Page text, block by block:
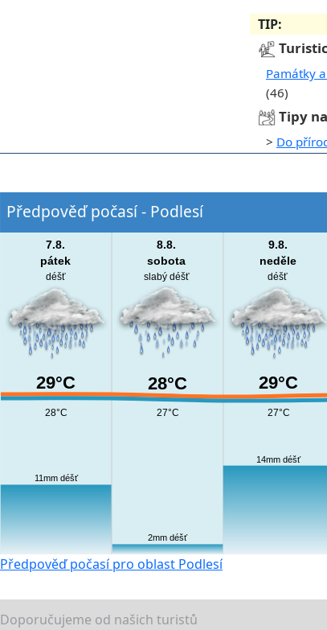
TIP:
Památky
(46)
Tipy
> Do
Předpověď počasí - Podlesí
29°C
28°C
11mm déšť
7.8.
pátek
déšť
28°C
27°C
2mm déšť
8.8.
sobota
slabý déšť
29°C
27°C
14mm déšť
9.8.
neděle
déšť
Předpověď počasí pro oblast Podlesí
Doporučujeme od našich turistů